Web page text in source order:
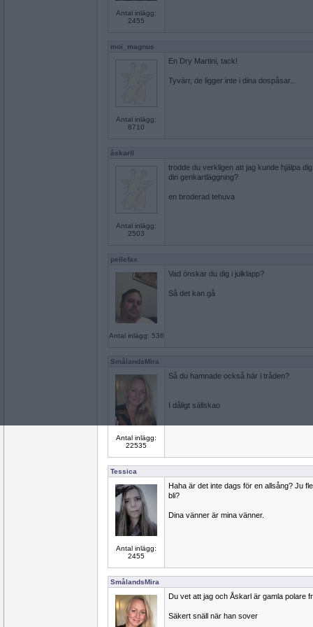
Antal inlägg:
2455
moi_magnus
Antal inlägg:
8710
En Dry Martini, tack!
Tyvärr, de ligger inte i dina dospåsar...
åskarll
Antal inlägg:
2503
trodde du verkligen att jag kunde hjälpa
din genkartläggning?
en broderad tehuva
pellefax
Antal inlägg: 536
Vad önskar du dig i julklapp?
Så det kan gå
SmålandsMira
Antal inlägg:
22535
Så du hamnade också här i tråden?
I dåligt sällskao
Tessica
Antal inlägg:
2455
Haha är det inte dags för en allsång? Ju
bli?
Dina vänner är mina vänner.
SmålandsMira
Du vet att jag och Åskarl är gamla polare
Säkert snäll när han sover